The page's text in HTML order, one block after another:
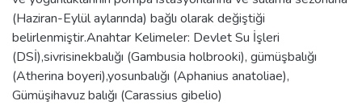
(Haziran-Eylül aylarında) bağlı olarak değiştiği
belirlenmiştir.Anahtar Kelimeler: Devlet Su İşleri
(DSİ),sivrisinekbalığı (Gambusia holbrooki), gümüşbalığı
(Atherina boyeri),yosunbalığı (Aphanius anatoliae),
Gümüşihavuz balığı (Carassius gibelio)